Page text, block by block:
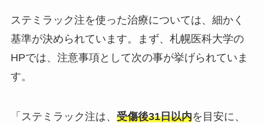
ステミラック注を使った治療については、細かく
基準が決められています。まず、札幌医科大学の
HPでは、注意事項として次の事が挙げられていま
す。
「ステミラック注は、 受傷後31日以内を目安に、